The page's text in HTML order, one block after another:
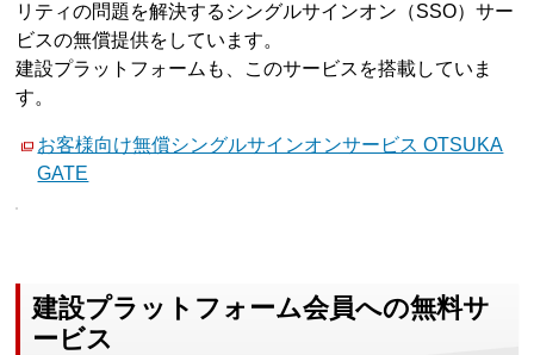
リティの問題を解決するシングルサインオン（SSO）サー
ビスの無償提供をしています。
建設プラットフォームも、このサービスを搭載していま
す。
お客様向け無償シングルサインオンサービス OTSUKA
GATE
建設プラットフォーム会員への無料サ
ービス